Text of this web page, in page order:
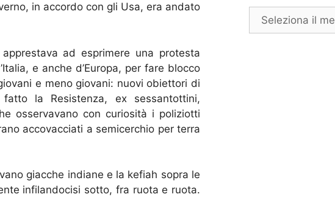
in accordo con gli Usa, era andato
ad esprimere una protesta
e anche d’Europa, per fare blocco
e meno giovani: nuovi obiettori di
la Resistenza, ex sessantottini,
osservavano con curiosità i poliziotti
accovacciati a semicerchio per terra
giacche indiane e la kefiah sopra le
infilandocisi sotto, fra ruota e ruota.
Archivi